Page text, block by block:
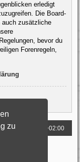
zu
erledigt
Die Board-
auch zusätzliche
bevor du
Forenregeln,
sind UTC+02:00